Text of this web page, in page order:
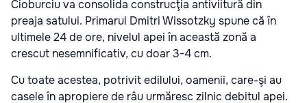
Cioburciu va consolida construcţia antiviitură din
preaja satului. Primarul Dmitri Wissotzky spune că în
ultimele 24 de ore, nivelul apei în această zonă a
crescut nesemnificativ, cu doar 3-4 cm.
Cu toate acestea, potrivit edilului, oamenii, care-şi au
casele în apropiere de râu urmăresc zilnic debitul apei.